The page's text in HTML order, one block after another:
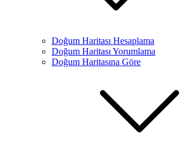
Doğum Haritası Hesaplama
Doğum Haritası Yorumlama
Doğum Haritasına Göre